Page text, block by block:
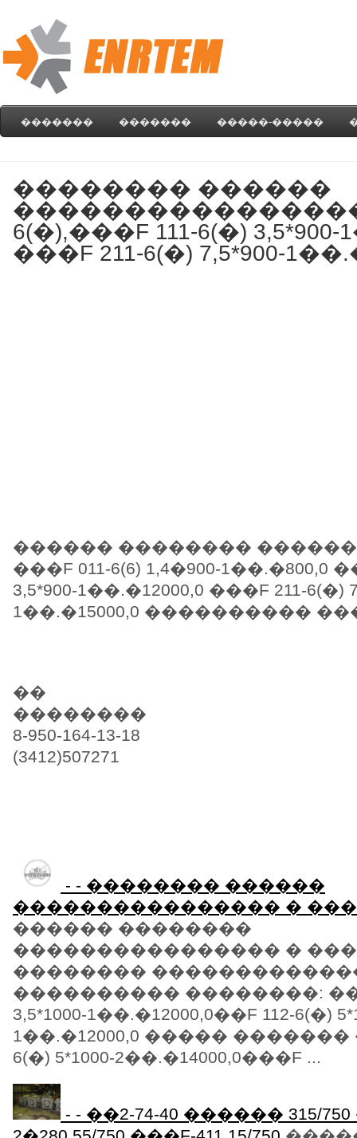
������� ������� �����-�����
�������� ������
����������������
6(�),���F 111-6(�) 3,5*900-
���F 211-6(�) 7,5*900-
������ ��������
���F 011-6(6) 1,4�900-1��.�800,0
3,5*900-1��.�12000,0 ���F 211-6(�)
1��.�15000,0 ����������
��
��������
8-950-164-13-18
(3412)507271
- - �������� ������
���������������� �
������ ��������
���������������� �
��������
���������� ��������: ��F
3,5*1000-1��.�12000,0��F 112-6(�)
1��.�12000,0 ����� �������
6(�) 5*1000-2��.�14000,0���F ...
- - ��2-74-40 ������ 315/